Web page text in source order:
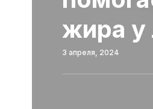
жира
3 апреля, 2024